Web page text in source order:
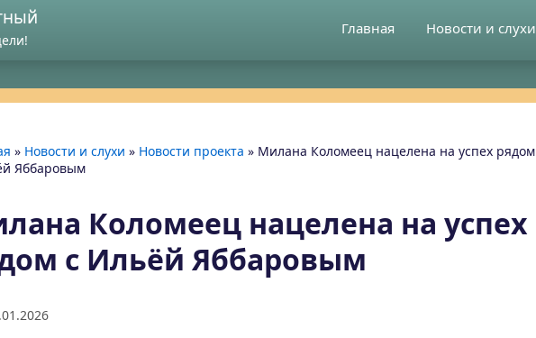
Главная Новости и слухи
» Новости и слухи » Новости проекта » Милана Коломеец нацелена на успех рядом
Яббаровым
Коломеец нацелена на успех
с Ильёй Яббаровым